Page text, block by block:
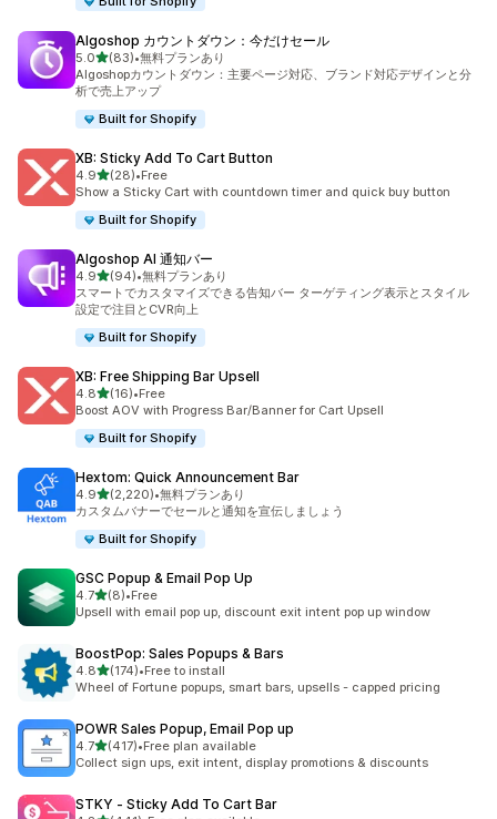
Algoshop カウントダウン：今だけセール
5.05つ星中
(83)
合計レビュー数：83件
•無料プランあり
Algoshopカウントダウン：主要ページ対応、ブランド対応デザインと分
析で売上アップ
Built for Shopify
XB: Sticky Add To Cart Button
4.95つ星中
(28)
合計レビュー数：28件
•Free
Show a Sticky Cart with countdown timer and quick buy button
Built for Shopify
Algoshop AI 通知バー
4.95つ星中
(94)
合計レビュー数：94件
•無料プランあり
スマートでカスタマイズできる告知バー ターゲティング表示とスタイル
設定で注目とCVR向上
Built for Shopify
XB: Free Shipping Bar Upsell
4.85つ星中
(16)
合計レビュー数：16件
•Free
Boost AOV with Progress Bar/Banner for Cart Upsell
Built for Shopify
Hextom: Quick Announcement Bar
4.95つ星中
(2,220)
合計レビュー数：2220件
•無料プランあり
カスタムバナーでセールと通知を宣伝しましょう
Built for Shopify
GSC Popup & Email Pop Up
4.75つ星中
(8)
合計レビュー数：8件
•Free
Upsell with email pop up, discount exit intent pop up window
BoostPop: Sales Popups & Bars
4.85つ星中
(174)
合計レビュー数：174件
•Free to install
Wheel of Fortune popups, smart bars, upsells - capped pricing
POWR Sales Popup, Email Pop up
4.75つ星中
(417)
合計レビュー数：417件
•Free plan available
Collect sign ups, exit intent, display promotions & discounts
STKY ‑ Sticky Add To Cart Bar